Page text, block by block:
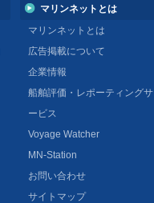
マリンネットとは
マリンネットとは
広告掲載について
企業情報
船舶評価・レポーティングサ
ービス
Voyage Watcher
MN-Station
お問い合わせ
サイトマップ